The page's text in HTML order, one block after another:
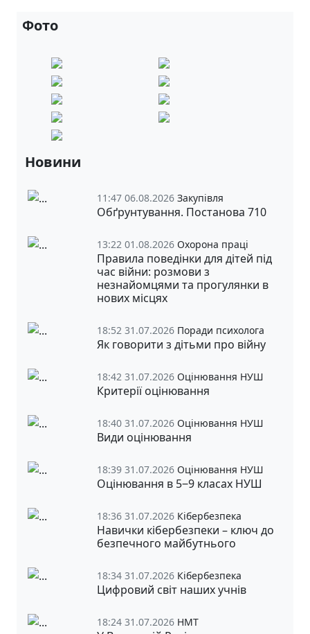
Фото
Новини
11:47 06.08.2026 Закупівля
Обґрунтування. Постанова 710
13:22 01.08.2026 Охорона праці
Правила поведінки для дітей під
час війни: розмови з
незнайомцями та прогулянки в
нових місцях
18:52 31.07.2026 Поради психолога
Як говорити з дітьми про війну
18:42 31.07.2026 Оцінювання НУШ
Критерії оцінювання
18:40 31.07.2026 Оцінювання НУШ
Види оцінювання
18:39 31.07.2026 Оцінювання НУШ
Оцінювання в 5‒9 класах НУШ
18:36 31.07.2026 Кібербезпека
Навички кібербезпеки – ключ до
безпечного майбутнього
18:34 31.07.2026 Кібербезпека
Цифровий світ наших учнів
18:24 31.07.2026 НМТ